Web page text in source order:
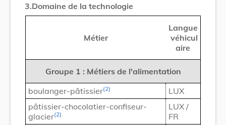
3.Domaine de la technologie
Métier
Langue
véhicul
aire
Groupe 1 : Métiers de l'alimentation
boulanger-pâtissier(2)
LUX
pâtissier-chocolatier-confiseur-
glacier(2)
LUX /
FR